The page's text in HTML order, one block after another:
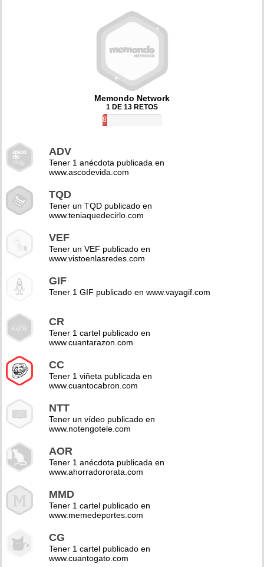
Memondo Network
1 DE 13 RETOS
8%
ADV
Tener 1 anécdota publicada en
www.ascodevida.com
TQD
Tener un TQD publicado en
www.teniaquedecirlo.com
VEF
Tener un VEF publicado en
www.vistoenlasredes.com
GIF
Tener 1 GIF publicado en www.vayagif.com
CR
Tener 1 cartel publicado en
www.cuantarazon.com
CC
Tener 1 viñeta publicada en
www.cuantocabron.com
NTT
Tener un vídeo publicado en
www.notengotele.com
AOR
Tener 1 anécdota publicada en
www.ahorradororata.com
MMD
Tener 1 cartel publicado en
www.memedeportes.com
CG
Tener 1 cartel publicado en
www.cuantogato.com